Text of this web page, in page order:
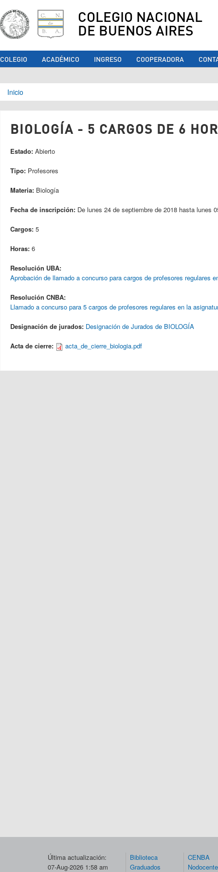
COLEGIO NACIONAL
DE BUENOS AIRES
COLEGIO ACADÉMICO INGRESO COOPERADORA
Se encuentra usted aquí
Inicio
BIOLOGÍA - 5 CARGOS DE 6
Estado: Abierto
Tipo: Profesores
Materia: Biología
Fecha de inscripción: De lunes 24 de septiembre de 2018 hasta lunes
Cargos: 5
Horas: 6
Resolución UBA:
Aprobación de llamado a concurso para cargos de profesores regulares
Resolución CNBA:
Llamado a concurso para 5 cargos de profesores regulares en la
Designación de jurados: Designación de Jurados de BIOLOGÍA
Acta de cierre: acta_de_cierre_biologia.pdf
Última actualización:
07-Aug-2026 1:58 am
Biblioteca
Graduados
CENBA